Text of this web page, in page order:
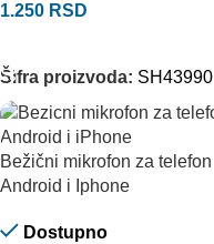
1.250 RSD
Šifra proizvoda: SH43990
Bežični mikrofon za telefon
Android i Iphone
Dostupno